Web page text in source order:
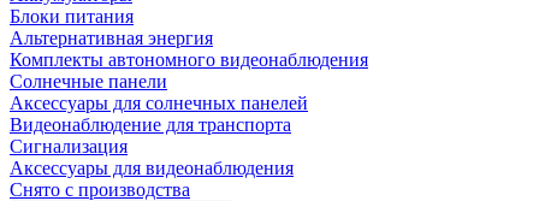
Блоки питания
Альтернативная энергия
Комплекты автономного видеонаблюдения
Солнечные панели
Аксессуары для солнечных панелей
Видеонаблюдение для транспорта
Сигнализация
Аксессуары для видеонаблюдения
Снято с производства